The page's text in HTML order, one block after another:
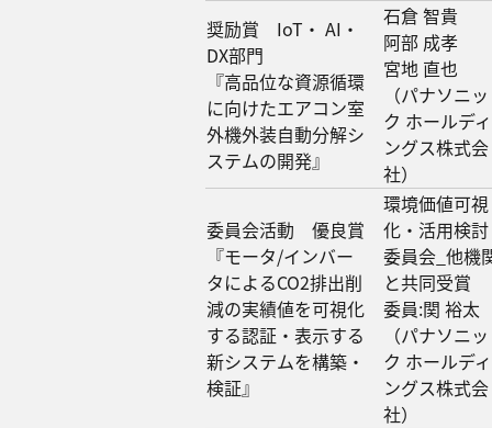
奨励賞 IoT・ AI・
DX部門
『高品位な資源循環
に向けたエアコン室
外機外装自動分解シ
ステムの開発』
石倉 智貴
阿部 成孝
宮地 直也
（パナソニッ
ク ホールディ
ングス株式会
社）
委員会活動 優良賞
『モータ/インバー
タによるCO2排出削
減の実績値を可視化
する認証・表示する
新システムを構築・
検証』
環境価値可視
化・活用検討
委員会_他機
と共同受賞
委員:関 裕太
（パナソニッ
ク ホールディ
ングス株式会
社）